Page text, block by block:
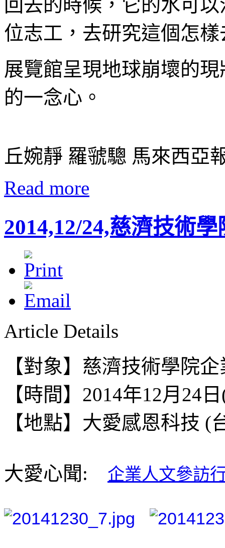
回去的時候，它的水可
位志工，去研究這個怎
展覽館呈現地球崩壞的
的一念心。
丘婉靜 羅虢驄 馬來西亞
Read more
2014,12/24,慈濟技術
Article Details
【對象】 慈濟技術學院
【時間】2014年12月24
【地點】大愛感恩科技
大愛心聞: 企業人文參訪